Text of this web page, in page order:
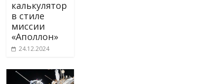
калькулятор
в стиле
миссии
«Аполлон»
24.12.2024